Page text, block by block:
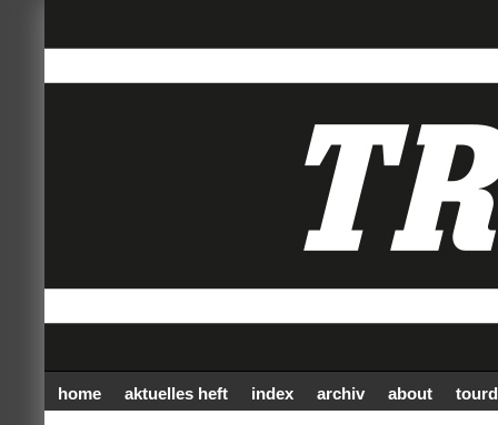
home aktuelles heft index archiv about